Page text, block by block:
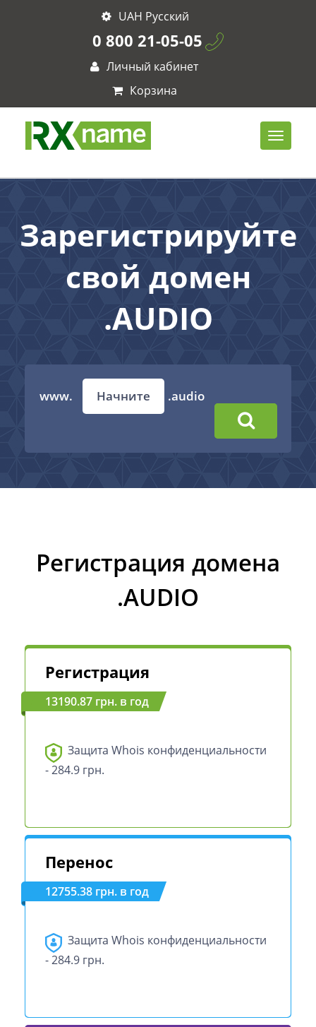
UAH Русский
0 800 21-05-05
Личный кабинет
Корзина
Зарегистрируйте
свой домен
.AUDIO
www. .audio
Регистрация домена
.AUDIO
Регистрация
13190.87 грн. в год
Защита Whois конфиденциальности
- 284.9 грн.
Перенос
12755.38 грн. в год
Защита Whois конфиденциальности
- 284.9 грн.